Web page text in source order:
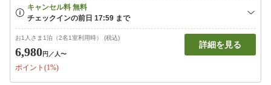
お1人さま1泊（2名1室利用時） (税込)
6,980円 ／人〜
ポイント(1%)
詳細を見る